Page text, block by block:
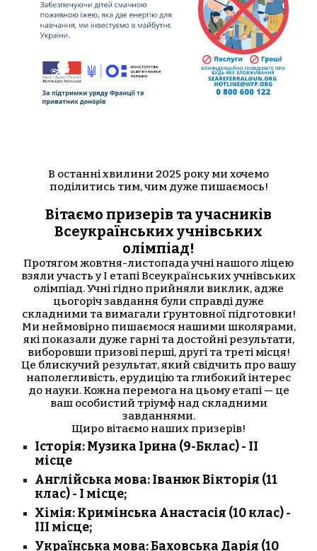
В останні хвилини 2025 року ми хочемо
поділитись тим, чим дуже пишаємось!
Вітаємо призерів та учасників
Всеукраїнських учнівських
олімпіад!
Протягом жовтня-листопада учні нашого ліцею
взяли участь у І етапі Всеукраїнських учнівських
олімпіад. Учні гідно прийняли виклик, адже
цьогоріч завдання були справді дуже
складними та вимагали ґрунтовної підготовки!
Ми неймовірно пишаємося нашими школярами,
які показали дуже гарні та достойні результати,
виборовши призові перші, другі та треті місця!
Це блискучий результат, який свідчить про вашу
наполегливість, ерудицію та глибокий інтерес
до науки. Кожна перемога на цьому етапі — це
ваш особистий тріумф над складними
завданнями.
Щиро вітаємо наших призерів!
Історія: Музика Ірина (9-Бклас) - ІІ
місце
Англійська мова: Іванюк Вікторія (11
клас) - І місце;
Хімія: Кримінська Анастасія (10 клас) -
ІІІ місце;
Українська мова: Баховська Дарія (10